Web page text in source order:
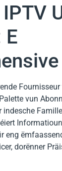
E
Fournisseur
vun
eng
dorënner